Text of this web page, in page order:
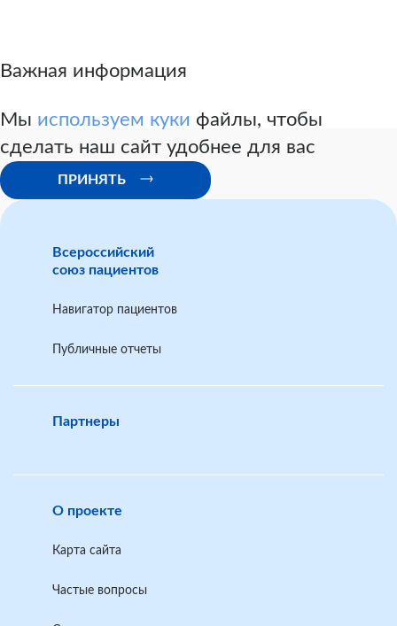
Шаблон заявления по обжалованию решения
первичного бюро МСЭ в Главное бюро
Шаблон заявления по обжалованию решения
главного бюро МСЭ в другой экспертный состав
Главного бюро МСЭ в Федеральное бюро МСЭ
Важная информация
Мы используем куки файлы, чтобы
сделать наш сайт удобнее для вас
ПРИНЯТЬ
Всероссийский
союз пациентов
Навигатор пациентов
Публичные отчеты
Партнеры
О проекте
Карта сайта
Частые вопросы